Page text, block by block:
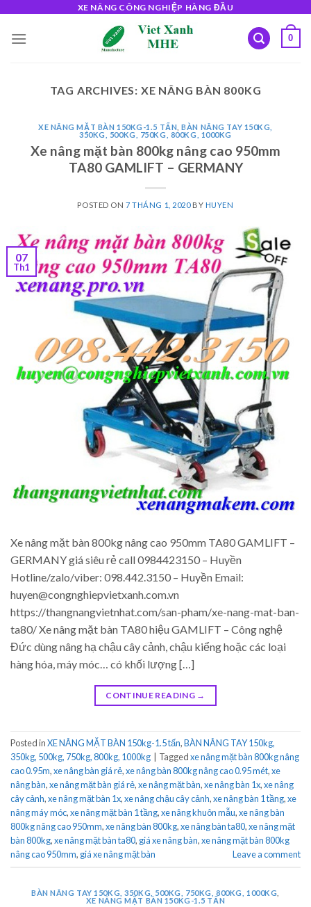
content
XE NÂNG CÔNG NGHIỆP HÀNG ĐẦU
0
TAG ARCHIVES: XE NÂNG BÀN 800KG
XE NÂNG MẶT BÀN 150KG-1.5 TẤN ,BÀN NÂNG TAY 150KG,
350KG, 500KG, 750KG, 800KG, 1000KG
Xe nâng mặt bàn 800kg nâng cao 950mm
TA80 GAMLIFT – GERMANY
POSTED ON7 THÁNG 1, 2020BY HUYEN
07
Th1
Xe nâng mặt bàn 800kg nâng cao 950mm TA80 GAMLIFT –
GERMANY giá siêu rẻ call 0984423150 – Huyền
Hotline/zalo/viber: 098.442.3150 – Huyền Email:
huyen@congnghiepvietxanh.com.vn
https://thangnangvietnhat.com/san-pham/xe-nang-mat-ban-
ta80/ Xe nâng mặt bàn TA80 hiệu GAMLIFT – Công nghệ
Đức dùng nâng hạ chậu cây cảnh, chậu kiểng hoặc các loại
hàng hóa, máy móc… có khối lượng […]
CONTINUE READING →
Posted inXE NÂNG MẶT BÀN 150kg-1.5 tấn,BÀN NÂNG TAY 150kg,
350kg, 500kg, 750kg, 800kg, 1000kg
Taggedxe nâng mặt bàn 800kg nâng
cao 0.95m,xe nâng bàn giá rẻ,xe nâng bàn 800kg nâng cao 0.95 mét,xe
nâng bàn,xe nâng mặt bàn giá rẻ,xe nâng mặt bàn,xe nâng bàn 1x,xe nâng
cây cảnh,xe nâng mặt bàn 1x,xe nâng chậu cây cảnh,xe nâng bàn 1 tầng,xe
nâng máy móc,xe nâng mặt bàn 1 tầng,xe nâng khuôn mẫu,xe nâng bàn
800kg nâng cao 950mm,xe nâng bàn 800kg,xe nâng bàn ta80,xe nâng mặt
bàn 800kg,xe nâng mặt bàn ta80, giá xe nâng bàn,xe nâng mặt bàn 800kg
nâng cao 950mm, giá xe nâng mặt bàn Leave a comment
BÀN NÂNG TAY 150KG, 350KG, 500KG, 750KG, 800KG, 1000KG
XE NÂNG MẶT BÀN 150KG-1.5 TẤN